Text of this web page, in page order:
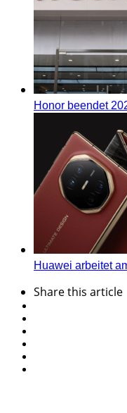
Honor beendet
Huawei arbeitet
Sharethis article